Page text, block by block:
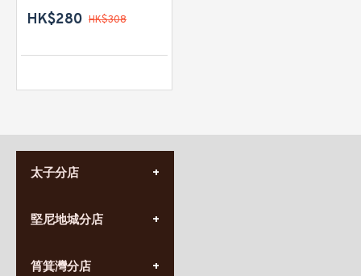
HK$280 HK$308
太子分店
營業時間:
九龍太子太子道西141號
堅尼地城分店
營業時間:
筲箕灣分店